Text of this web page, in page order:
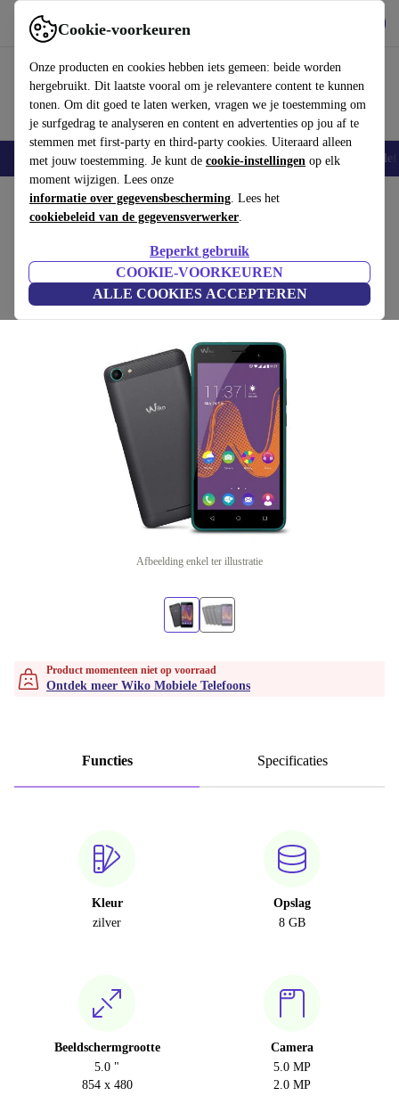
Cookie-voorkeuren
Onze producten en cookies hebben iets gemeen: beide worden
hergebruikt. Dit laatste vooral om je relevantere content te kunnen
tonen. Om dit goed te laten werken, vragen we je toestemming om
je surfgedrag te analyseren en content en advertenties op jou af te
stemmen met first-party en third-party cookies. Uiteraard alleen
met jouw toestemming. Je kunt de cookie-instellingen op elk
moment wijzigen. Lees onze
informatie over gegevensbescherming. Lees het
cookiebeleid van de gegevensverwerker.
Beperkt gebruik
COOKIE-VOORKEUREN
ALLE COOKIES ACCEPTEREN
Gebruik refurbed snel en eenvoudig
Smartphones Laptops Tablets Smartwatches Accessoires
Home Producten Smartphones Wiko Mobiele Telefoons
8 GB | zilver
(Beoordelingen worden verzameld)
Afbeelding enkel ter illustratie
Product momenteen niet op voorraad
Ontdek meer Wiko Mobiele Telefoons
Functies Specificaties
Kleur
zilver
Opslag
8 GB
Beeldschermgrootte
5.0 "
854 x 480
Camera
5.0 MP
2.0 MP